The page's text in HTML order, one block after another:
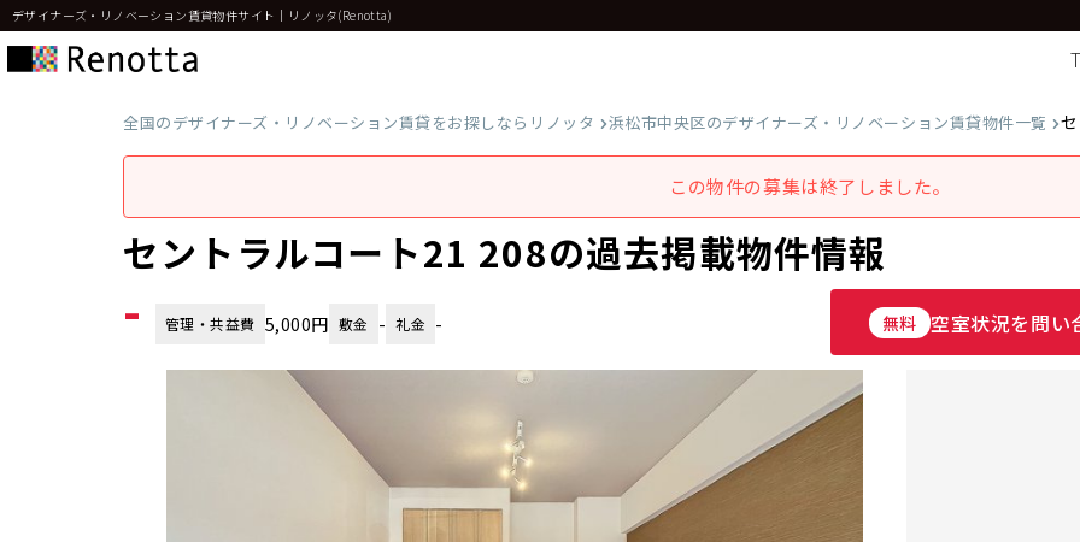
デザイナーズ・リノベーション賃貸物件サイト｜リノッタ(Renotta)
全国のデザイナーズ・リノベーション賃貸をお探しならリノッタ 浜松市中央区のデザイナーズ・リノベーション賃貸物件一覧
この物件の募集は終了しました。
セントラルコート21 208の過去掲載物件情報
- 管理・共益費 5,000円 敷金 - 礼金 - 無料 空室状況を問い